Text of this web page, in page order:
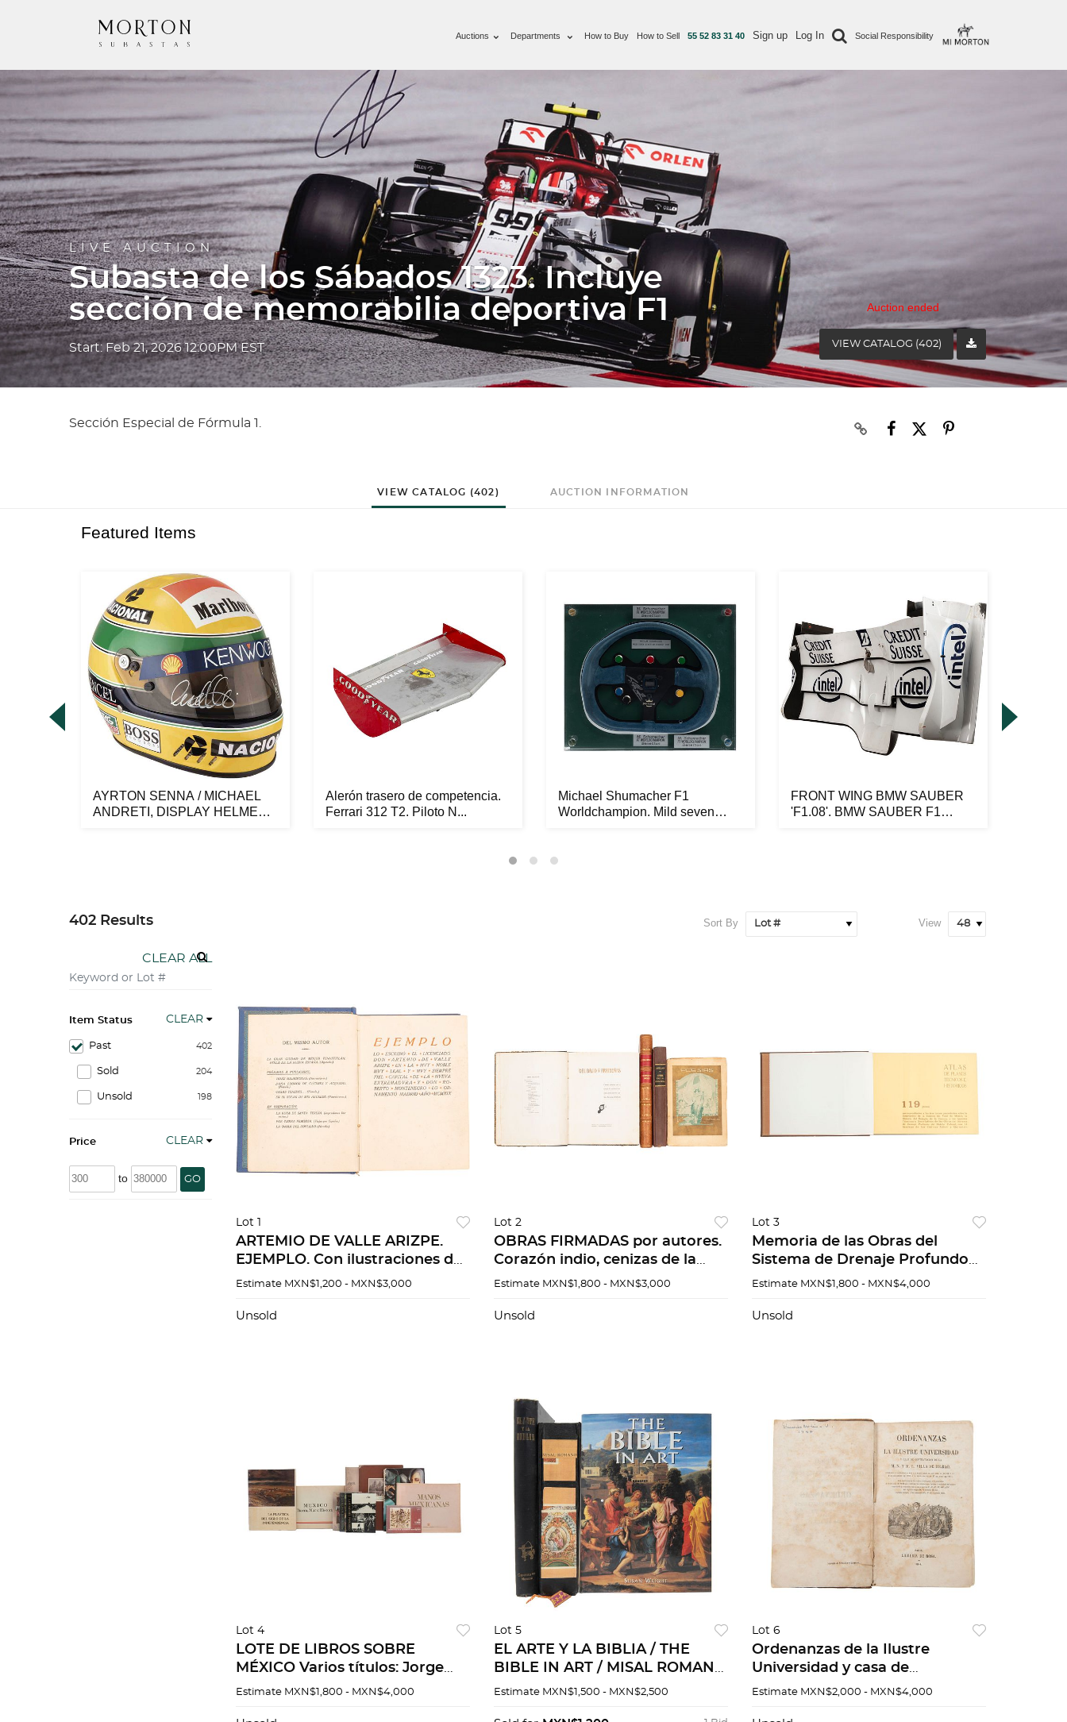
Auctions Departments How to Buy How to Sell 55 52 83 31 40 Sign up Log In Social Responsibility
LIVE AUCTION
Subasta de los Sábados 1323. Incluye
sección de memorabilia deportiva F1
Start: Feb 21, 2026 12:00PM EST
Auction ended
VIEW CATALOG (402)
Sección Especial de Fórmula 1.
VIEW CATALOG (402) AUCTION INFORMATION
Featured Items
AYRTON SENNA / MICHAEL
ANDRETI, DISPLAY HELMET
Alerón trasero de competencia.
Ferrari 312 T2. Piloto N...
Michael Shumacher F1
Worldchampion. Mild seven
FRONT WING BMW SAUBER
'F1.08'. BMW SAUBER F1
402 Results
CLEAR ALL
Item Status CLEAR
402
Past
204
Sold
198
Unsold
Price CLEAR
to GO
Sort By View
Lot 1
ARTEMIO DE VALLE ARIZPE.
EJEMPLO. Con ilustraciones de
Roberto Montenegro
Estimate MXN$1,200 - MXN$3,000
Unsold
Lot 2
OBRAS FIRMADAS por autores.
Corazón indio, cenizas de la
hoguera, Poesías y Del Bajío y
Estimate MXN$1,800 - MXN$3,000
Unsold
Lot 3
Memoria de las Obras del
Sistema de Drenaje Profundo
del Distrito Federal. México.
Estimate MXN$1,800 - MXN$4,000
Unsold
Lot 4
LOTE DE LIBROS SOBRE
MÉXICO Varios títulos: Jorge
Marín. Alas de la Ciudad,
Estimate MXN$1,800 - MXN$4,000
Lot 5
EL ARTE Y LA BIBLIA / THE
BIBLE IN ART / MISAL ROMANO
a) El arte y la biblia. Prefacio del
Estimate MXN$1,500 - MXN$2,500
Lot 6
Ordenanzas de la Ilustre
Universidad y casa de
contratación de la M.N. y M.L.
Estimate MXN$2,000 - MXN$4,000